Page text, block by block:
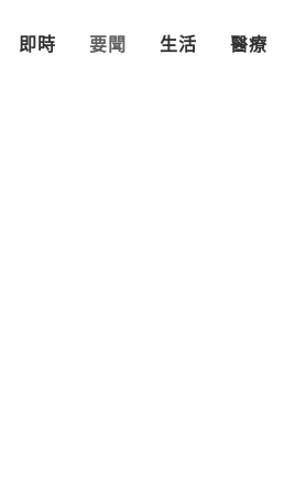
即時 要聞 生活 醫療